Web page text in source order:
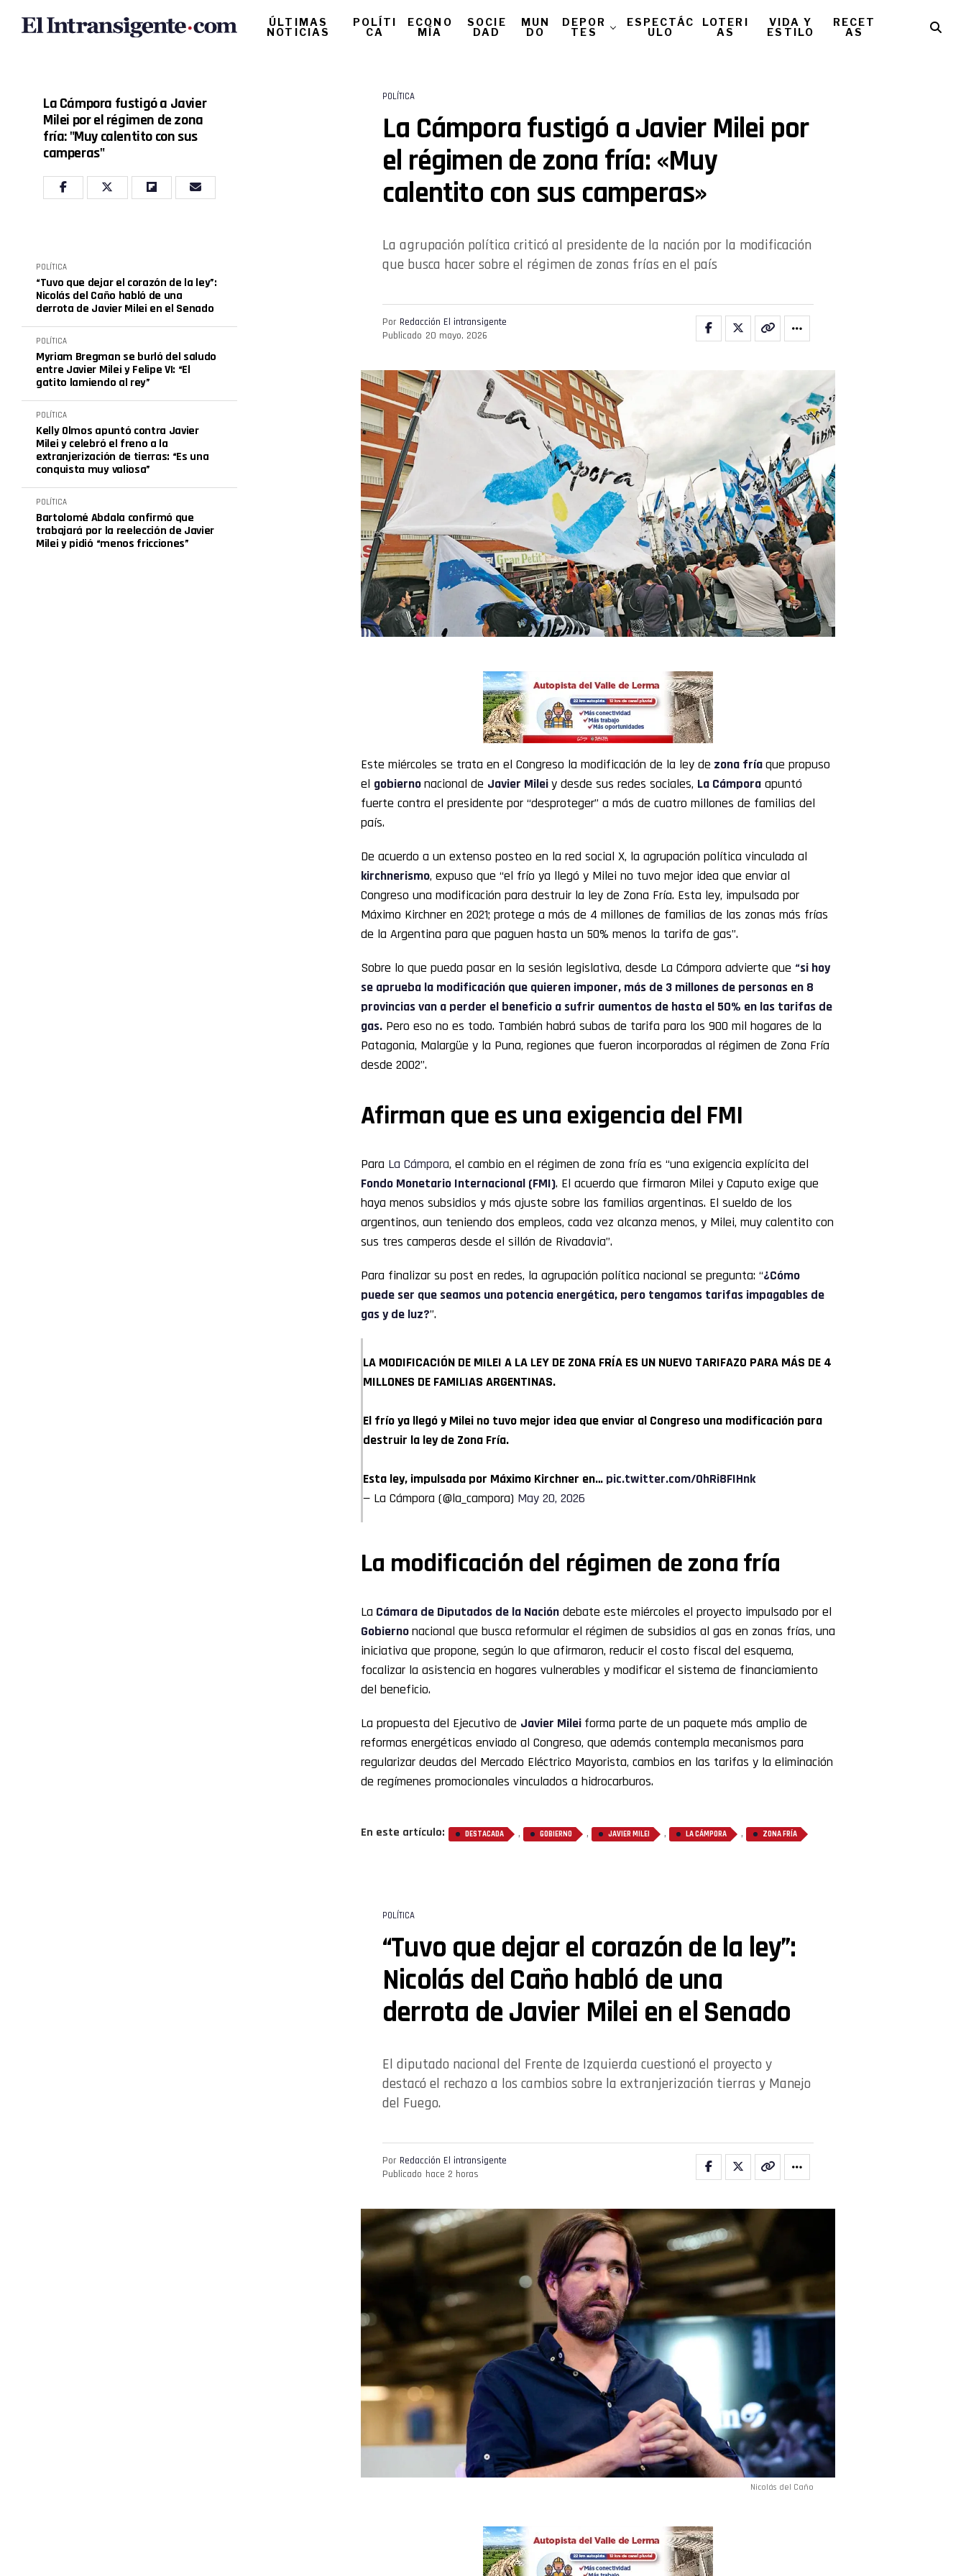
ÚLTIMAS
NOTICIAS
POLÍTI
CA
ECONO
MÍA
SOCIE
DAD
MUN
DO
DEPOR
TES
ESPECTÁC
ULO
LOTERI
AS
VIDA Y
ESTILO
RECET
AS
La Cámpora fustigó a Javier
Milei por el régimen de zona
fría: "Muy calentito con sus
camperas"
POLÍTICA
“Tuvo que dejar el corazón de la ley”:
Nicolás del Caño habló de una
derrota de Javier Milei en el Senado
POLÍTICA
Myriam Bregman se burló del saludo
entre Javier Milei y Felipe VI: “El
gatito lamiendo al rey”
POLÍTICA
Kelly Olmos apuntó contra Javier
Milei y celebró el freno a la
extranjerización de tierras: “Es una
conquista muy valiosa”
POLÍTICA
Bartolomé Abdala confirmó que
trabajará por la reelección de Javier
Milei y pidió “menos fricciones”
POLÍTICA
La Cámpora fustigó a Javier Milei por
el régimen de zona fría: «Muy
calentito con sus camperas»
La agrupación política criticó al presidente de la nación por la modificación
que busca hacer sobre el régimen de zonas frías en el país
Por Redacción El intransigente
Publicado 20 mayo, 2026
Este miércoles se trata en el Congreso la modificación de la ley de zona fríaque propuso
el gobiernonacional de Javier Mileiy desde sus redes sociales, La Cámpora apuntó
fuerte contra el presidente por “desproteger” a más de cuatro millones de familias del
país.
De acuerdo a un extenso posteo en la red social X, la agrupación política vinculada al
kirchnerismo, expuso que “el frío ya llegó y Milei no tuvo mejor idea que enviar al
Congreso una modificación para destruir la ley de Zona Fría. Esta ley, impulsada por
Máximo Kirchner en 2021; protege a más de 4 millones de familias de las zonas más frías
de la Argentina para que paguen hasta un 50% menos la tarifa de gas”.
Sobre lo que pueda pasar en la sesión legislativa, desde La Cámpora advierte que “si hoy
se aprueba la modificación que quieren imponer, más de 3 millones de personas en 8
provincias van a perder el beneficio a sufrir aumentos de hasta el 50% en las tarifas de
gas. Pero eso no es todo. También habrá subas de tarifa para los 900 mil hogares de la
Patagonia, Malargüe y la Puna, regiones que fueron incorporadas al régimen de Zona Fría
desde 2002”.
Afirman que es una exigencia del FMI
Para La Cámpora, el cambio en el régimen de zona fría es “una exigencia explícita del
Fondo Monetario Internacional (FMI). El acuerdo que firmaron Milei y Caputo exige que
haya menos subsidios y más ajuste sobre las familias argentinas. El sueldo de los
argentinos, aun teniendo dos empleos, cada vez alcanza menos, y Milei, muy calentito con
sus tres camperas desde el sillón de Rivadavia”.
Para finalizar su post en redes, la agrupación política nacional se pregunta: “¿Cómo
puede ser que seamos una potencia energética, pero tengamos tarifas impagables de
gas y de luz?”.
LA MODIFICACIÓN DE MILEI A LA LEY DE ZONA FRÍA ES UN NUEVO TARIFAZO PARA MÁS DE 4
MILLONES DE FAMILIAS ARGENTINAS.
El frío ya llegó y Milei no tuvo mejor idea que enviar al Congreso una modificación para
destruir la ley de Zona Fría.
Esta ley, impulsada por Máximo Kirchner en… pic.twitter.com/0hRi8FIHnk
— La Cámpora (@la_campora) May 20, 2026
La modificación del régimen de zona fría
La Cámara de Diputados de la Nación debate este miércoles el proyecto impulsado por el
Gobiernonacional que busca reformular el régimen de subsidios al gas en zonas frías, una
iniciativa que propone, según lo que afirmaron, reducir el costo fiscal del esquema,
focalizar la asistencia en hogares vulnerables y modificar el sistema de financiamiento
del beneficio.
La propuesta del Ejecutivo de Javier Milei forma parte de un paquete más amplio de
reformas energéticas enviado al Congreso, que además contempla mecanismos para
regularizar deudas del Mercado Eléctrico Mayorista, cambios en las tarifas y la eliminación
de regímenes promocionales vinculados a hidrocarburos.
En este artículo: DESTACADA , GOBIERNO , JAVIER MILEI , LA CÁMPORA , ZONA FRÍA
POLÍTICA
“Tuvo que dejar el corazón de la ley”:
Nicolás del Caño habló de una
derrota de Javier Milei en el Senado
El diputado nacional del Frente de Izquierda cuestionó el proyecto y
destacó el rechazo a los cambios sobre la extranjerización tierras y Manejo
del Fuego.
Por Redacción El intransigente
Publicado hace 2 horas
Nicolás del Caño